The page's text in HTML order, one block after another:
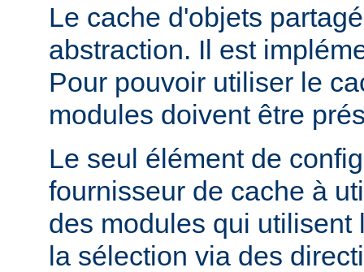
Le cache d'objets
abstraction. Il est
Pour pouvoir utiliser le
modules doivent être
Le seul élément de
fournisseur de cache à
des modules qui
la sélection via des